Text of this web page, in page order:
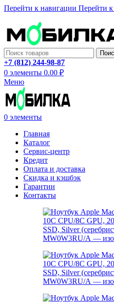
Перейти к навигации Перейти
+7 (812) 244-98-87
0 элементы 0.00 ₽
Меню
0 элементы
Главная
Каталог
Сервис-центр
Кредит
Оплата и доставка
Скидка и кэшбэк
Гарантии
Контакты